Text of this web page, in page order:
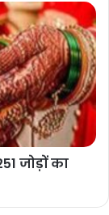
जोड़ों का